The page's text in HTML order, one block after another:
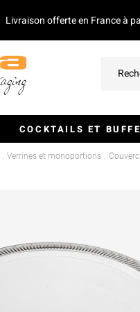
Livraison offerte en France à
COCKTAILS ET
Verrines Et Monoportions
Saladiers
Piques Et Mini Couverts
Verrines et monoportions